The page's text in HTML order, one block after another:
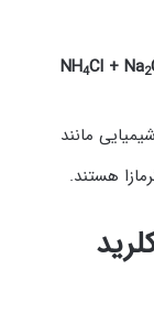
4Cl + Na2
مانند
هستند.